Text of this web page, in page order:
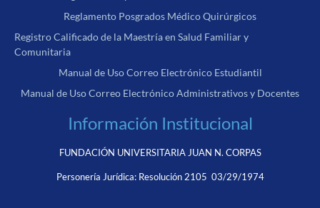
Reglamento Posgrados Médico Quirúrgicos
Registro Calificado de la Maestría en Salud Familiar y
Comunitaria
Manual de Uso Correo Electrónico Estudiantil
Manual de Uso Correo Electrónico Administrativos y Docentes
Información Institucional
FUNDACIÓN UNIVERSITARIA JUAN N. CORPAS
Personería Jurídica: Resolución 2105 03/29/1974